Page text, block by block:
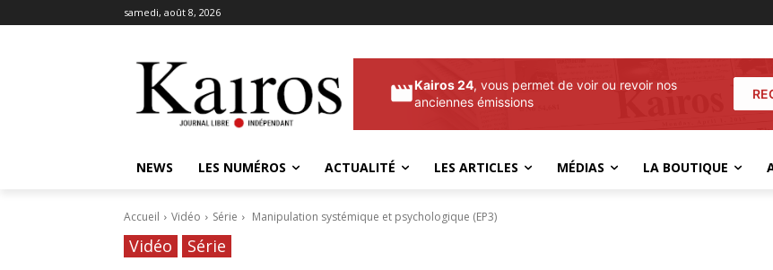
samedi, août 8, 2026
Kairos 24, vous permet de voir ou revoir nos
anciennes émissions
NEWS LES NUMÉROS ACTUALITÉ LES ARTICLES MÉDIAS LA BOUTIQUE
Accueil Vidéo Série Manipulation systémique et psychologique (EP3)
Vidéo Série